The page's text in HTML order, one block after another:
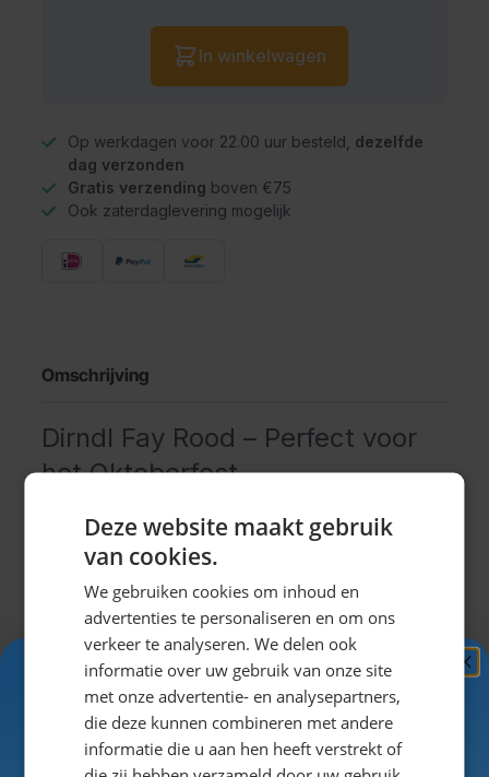
Aantal
In winkelwagen
Op werkdagen voor 22.00 uur besteld, dezelfde
dag verzonden
Gratis verzending boven €75
Ook zaterdaglevering mogelijk
Omschrijving
Dirndl Fay Rood – Perfect voor
het Oktoberfest
De Dirndl Fay Rood is een speelse en stijlvolle
Oktoberfest jurk. Dit korte model heeft een rood
met pofmouwtjes en bruine bretels met geborduurde
roosmotieven. Het witte schortje met een bijpassend
bloemenpatroon maakt de traditionele look helemaal
compleet.
Deze dirndl is perfect voor het Oktoberfest,
bierfeesten, après-ski of carnaval en laat jou stralen in
Uitklappen
Deze website maakt gebruik
van cookies.
We gebruiken cookies om inhoud en
advertenties te personaliseren en om ons
verkeer te analyseren. We delen ook
informatie over uw gebruik van onze site
met onze advertentie- en analysepartners,
die deze kunnen combineren met andere
informatie die u aan hen heeft verstrekt of
Ontvang5%
KORTING!
Schrijf je nuin voor de nieuwsbrief en ontvang toegang